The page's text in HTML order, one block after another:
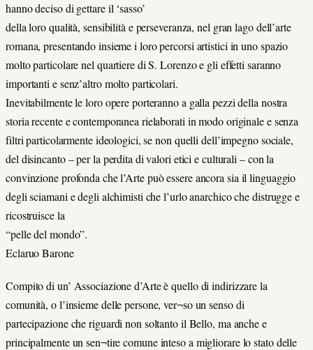
hanno deciso di gettare il ‘sasso’
della loro qualità, sensibilità e perseveranza, nel gran lago dell’arte
romana, presentando insieme i loro percorsi artistici in uno spazio
molto particolare nel quartiere di S. Lorenzo e gli effetti saranno
importanti e senz’altro molto particolari.
Inevitabilmente le loro opere porteranno a galla pezzi della nostra
storia recente e contemporanea rielaborati in modo originale e senza
filtri particolarmente ideologici, se non quelli dell’impegno sociale,
del disincanto – per la perdita di valori etici e culturali – con la
convinzione profonda che l’Arte può essere ancora sia il linguaggio
degli sciamani e degli alchimisti che l’urlo anarchico che distrugge e
ricostruisce la
“pelle del mondo”.
Eclaruo Barone
Compito di un’ Associazione d’Arte è quello di indirizzare la
comunità, o l’insieme delle persone, ver¬so un senso di
partecipazione che riguardi non soltanto il Bello, ma anche e
principalmente un sen¬tire comune inteso a migliorare lo stato delle